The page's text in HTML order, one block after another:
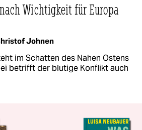
Wichtigkeit für Europa
Johnen
im Schatten des Nahen Ostens
betrifft der blutige Konflikt auch